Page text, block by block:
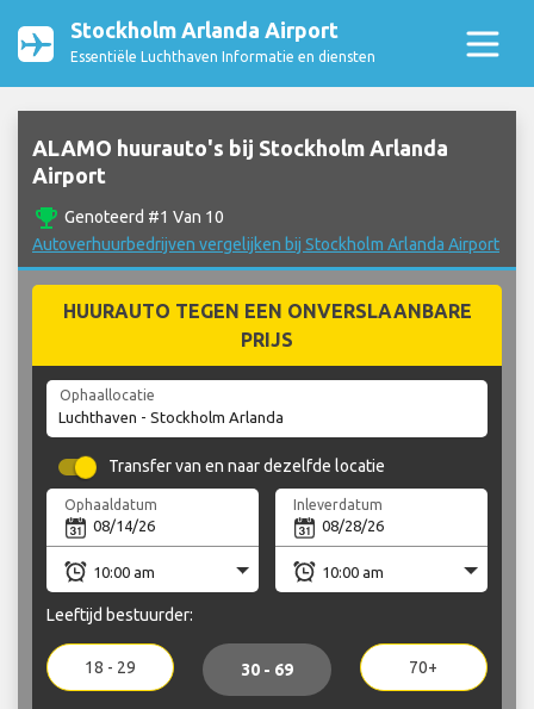
Stockholm Arlanda Airport
Essentiële Luchthaven Informatie en diensten
ALAMO huurauto's bij Stockholm Arlanda
Airport
emoji_events Genoteerd #1 Van 10
Autoverhuurbedrijven vergelijken bij Stockholm Arlanda Airport
HUURAUTO TEGEN EEN ONVERSLAANBARE
PRIJS
Ophaallocatie
Transfer van en naar dezelfde locatie
Ophaaldatum Inleverdatum
Leeftijd bestuurder:
18 - 29 30 - 69 70+